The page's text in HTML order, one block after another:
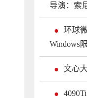
导演：索
环球
Windows
文心